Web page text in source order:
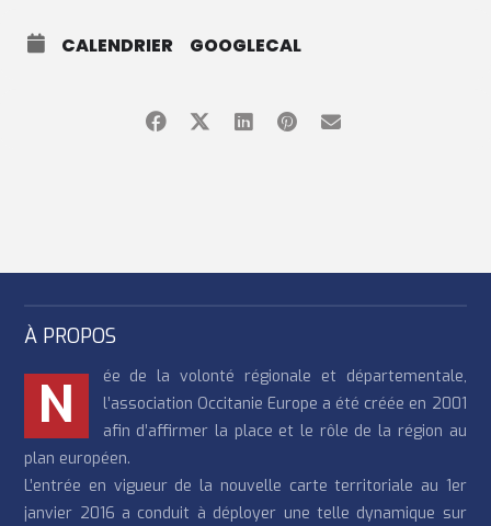
CALENDRIER GOOGLECAL
À PROPOS
N
ée de la volonté régionale et départementale,
l’association Occitanie Europe a été créée en 2001
afin d’affirmer la place et le rôle de la région au
plan européen.
L’entrée en vigueur de la nouvelle carte territoriale au 1er
janvier 2016 a conduit à déployer une telle dynamique sur